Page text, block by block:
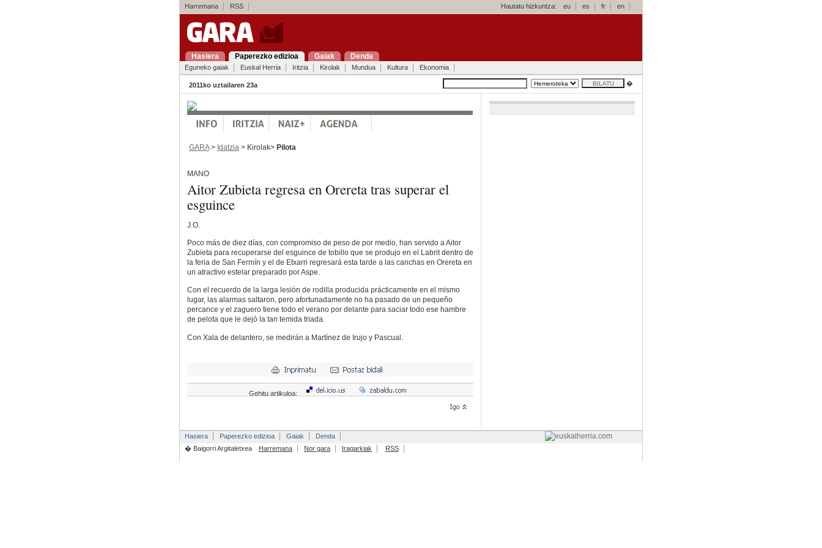
Harremana RSS Hautatu hizkuntza: eu es fr en
Hasiera Paperezko edizioa Gaiak Denda
Eguneko gaiak Euskal Herria Iritzia Kirolak Mundua Kultura Ekonomia
2011ko uztailaren 23a �
GARA> Idatzia > Kirolak> Pilota
MANO
Aitor Zubieta regresa en Orereta tras superar el
esguince
J.O.
Poco más de diez días, con compromiso de peso de por medio, han servido a Aitor
Zubieta para recuperarse del esguince de tobillo que se produjo en el Labrit dentro de
la feria de San Fermín y el de Etxarri regresará esta tarde a las canchas en Orereta en
un atractivo estelar preparado por Aspe.
Con el recuerdo de la larga lesión de rodilla producida prácticamente en el mismo
lugar, las alarmas saltaron, pero afortunadamente no ha pasado de un pequeño
percance y el zaguero tiene todo el verano por delante para saciar todo ese hambre
de pelota que le dejó la tan temida triada.
Con Xala de delantero, se medirán a Martínez de Irujo y Pascual.
Gehitu artikuloa:
Hasiera Paperezko edizioa Gaiak
Denda
� Baigorri Argitaletxea
Harremana Nor gara Iragarkiak RSS